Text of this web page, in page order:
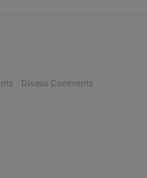
Disqus Comments